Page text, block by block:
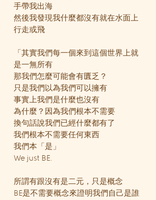
手帶我出海
然後我發現我什麼都沒有就在水面上
行走或飛
「其實我們每一個來到這個世界上就
是一無所有
那我們怎麼可能會有匱乏？
只是我們以為我們可以擁有
事實上我們是什麼也沒有
為什麼？因為我們根本不需要
換句話說我們已經什麼都有了
我們根本不需要任何東西
我們本「是」
We just BE.
所謂有跟沒有是二元，只是概念
BE是不需要概念來證明我們自己是誰